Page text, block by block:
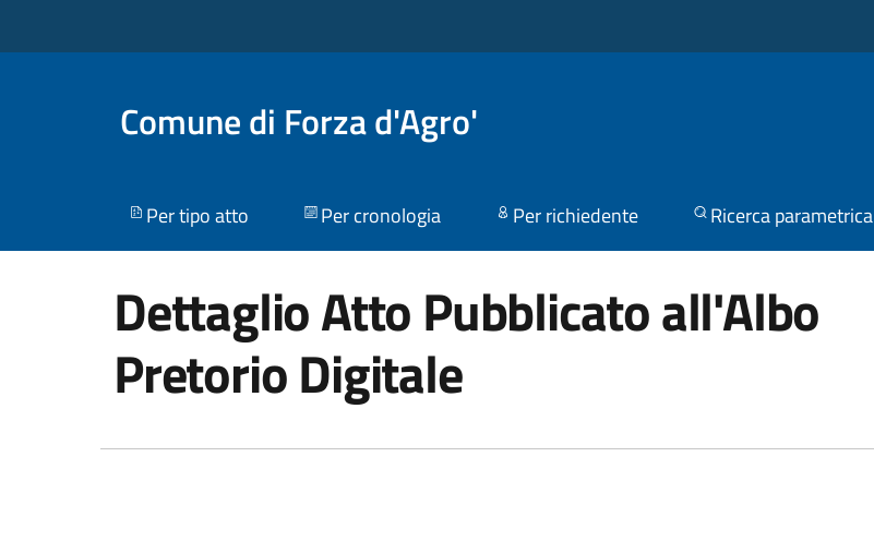
Comune di Forza d'Agro'
Per tipo atto Per cronologia Per richiedente Ricerca parametrica
Dettaglio Atto Pubblicato all'Albo
Pretorio Digitale